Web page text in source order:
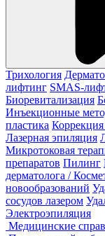
Трихология
лифтинг SMAS-
Биоревитализация
Инъекционные
пластика
Лазерная эпиляция
Микротоковая
препаратов Пилинг
дерматолога /
новообразований
сосудов лазером
Электроэпиляция
Медицинские